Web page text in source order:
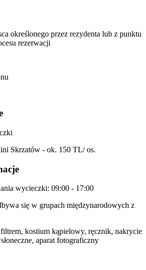
określonego przez rezydenta lub z punktu
rezerwacji
Skrzatów - ok. 150 TL/ os.
wycieczki: 09:00 - 17:00
się w grupach międzynarodowych z
filtrem, kostium kąpielowy, ręcznik, nakrycie
aparat fotograficzny